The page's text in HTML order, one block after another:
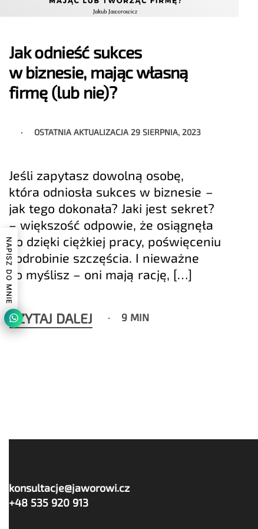
Jak odnieść sukces
w biznesie, mając własną
firmę (lub nie)?
OSTATNIA AKTUALIZACJA 29 SIERPNIA, 2023
Jeśli zapytasz dowolną osobę,
która odniosła sukces w biznesie –
jak tego dokonała? Jaki jest sekret?
– większość odpowie, że osiągnęła
go dzięki ciężkiej pracy, poświęceniu
i odrobinie szczęścia. I nieważne
co myślisz – oni mają rację, […]
CZYTAJ DALEJ 9 MIN
konsultacje@jaworowi.cz
+48 535 920 913
NAPISZ DO MNIE